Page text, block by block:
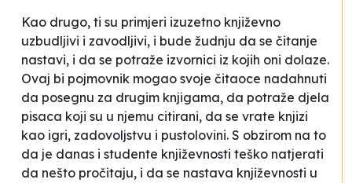
Kao drugo, ti su primjeri izuzetno književno
uzbudljivi i zavodljivi, i bude žudnju da se čitanje
nastavi, i da se potraže izvornici iz kojih oni dolaze.
Ovaj bi pojmovnik mogao svoje čitaoce nadahnuti
da posegnu za drugim knjigama, da potraže djela
pisaca koji su u njemu citirani, da se vrate knjizi
kao igri, zadovoljstvu i pustolovini. S obzirom na to
da je danas i studente književnosti teško natjerati
da nešto pročitaju, i da se nastava književnosti u